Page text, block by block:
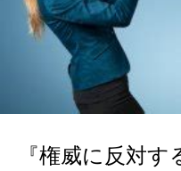
『権威に反対